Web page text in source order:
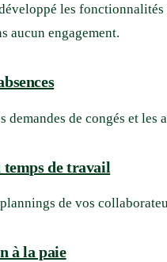
les
aucun engagement.
demandes de congés et les
temps de travail
de vos
à la paie